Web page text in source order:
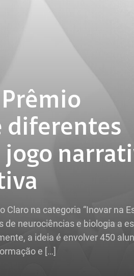
diferentes
jogo
na categoria “Inovar na
neurociências e biologia a
a ideia é envolver 450
e […]